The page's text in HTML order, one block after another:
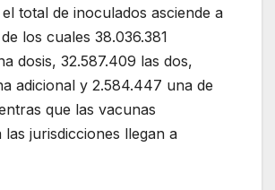
total de inoculados asciende a
los cuales 38.036.381
dosis, 32.587.409 las dos,
adicional y 2.584.447 una de
que las vacunas
las jurisdicciones llegan a